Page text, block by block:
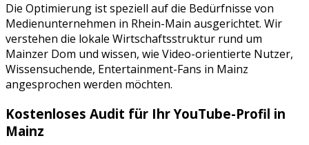
Die Optimierung ist speziell auf die Bedürfnisse von
Medienunternehmen in Rhein-Main ausgerichtet. Wir
verstehen die lokale Wirtschaftsstruktur rund um
Mainzer Dom und wissen, wie Video-orientierte Nutzer,
Wissensuchende, Entertainment-Fans in Mainz
angesprochen werden möchten.
Kostenloses Audit für IhrYouTube-Profil in
Mainz